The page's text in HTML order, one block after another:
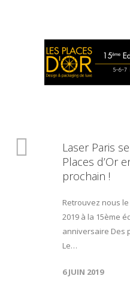
Laser Paris
Places d’Or
prochain !
Retrouvez nous
2019 à la 15ème
anniversaire Des
Le…
6 JUIN 2019